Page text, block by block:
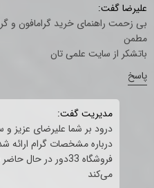
★
علیرضا گفت:
بی زحمت راهنمای خرید گرامافون و
مطمن
باتشکر از سایت علمی تان
پاسخ
مدیریت گفت:
درود بر شما علیرضای عزیز و
درباره مشخصات گرام ارائه
فروشگاه 33دور در
می‌کند